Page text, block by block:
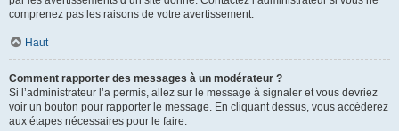
comprenez pas les raisons de votre avertissement.
Haut
Comment rapporter des messages à un modérateur ?
Si l’administrateur l’a permis, allez sur le message à signaler et vous devriez
voir un bouton pour rapporter le message. En cliquant dessus, vous accéderez
aux étapes nécessaires pour le faire.